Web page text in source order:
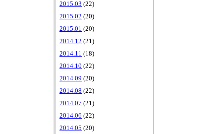
2015.03 (22)
2015.02 (20)
2015.01 (20)
2014.12 (21)
2014.11 (18)
2014.10 (22)
2014.09 (20)
2014.08 (22)
2014.07 (21)
2014.06 (22)
2014.05 (20)